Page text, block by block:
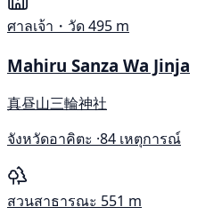
ศาลเจ้า・วัด495 m
Mahiru Sanza Wa Jinja
真昼山三輪神社
จังหวัดอาคิตะ ·84 เหตุการณ์
สวนสาธารณะ 551 m